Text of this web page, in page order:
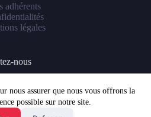
nous assurer que nous vous offrons la
possible sur notre site.
adhérents
légales
nous